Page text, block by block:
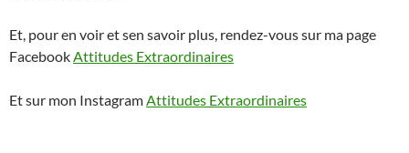
Et, pour en voir et sen savoir plus, rendez-vous sur ma page
Facebook Attitudes Extraordinaires
Et sur mon Instagram Attitudes Extraordinaires